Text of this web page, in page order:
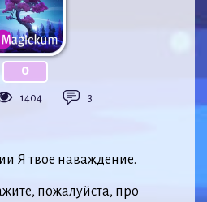
0
1404 3
Я твое наваждение.
пожалуйста, про